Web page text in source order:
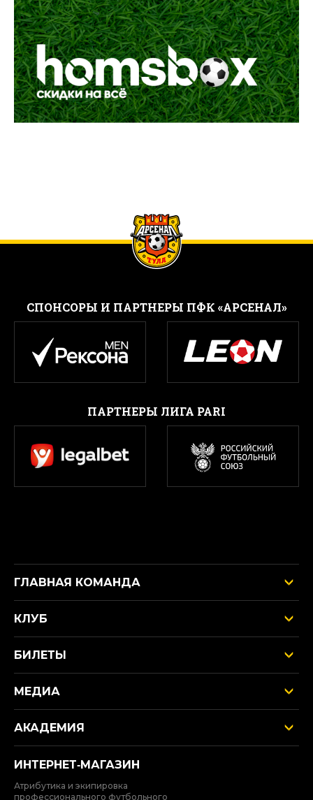
CПОНСОРЫ И ПАРТНЕРЫ ПФК «АРСЕНАЛ»
ПАРТНЕРЫ ЛИГА PARI
ГЛАВНАЯ КОМАНДА
КЛУБ
БИЛЕТЫ
МЕДИА
АКАДЕМИЯ
ИНТЕРНЕТ‑МАГАЗИН
Атрибутика и экипировка
профессионального футбольного